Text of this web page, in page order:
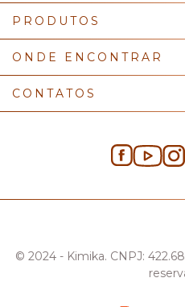
PRODUTOS
ONDE ENCONTRAR
CONTATOS
© 2024 - Kimika. CNPJ: